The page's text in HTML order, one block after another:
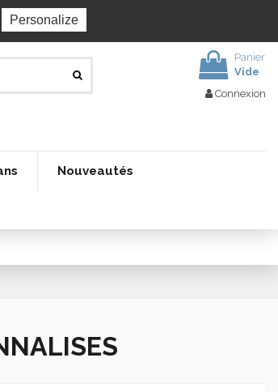
Panier
Vide
Connexion
Nouveautés
Personalize